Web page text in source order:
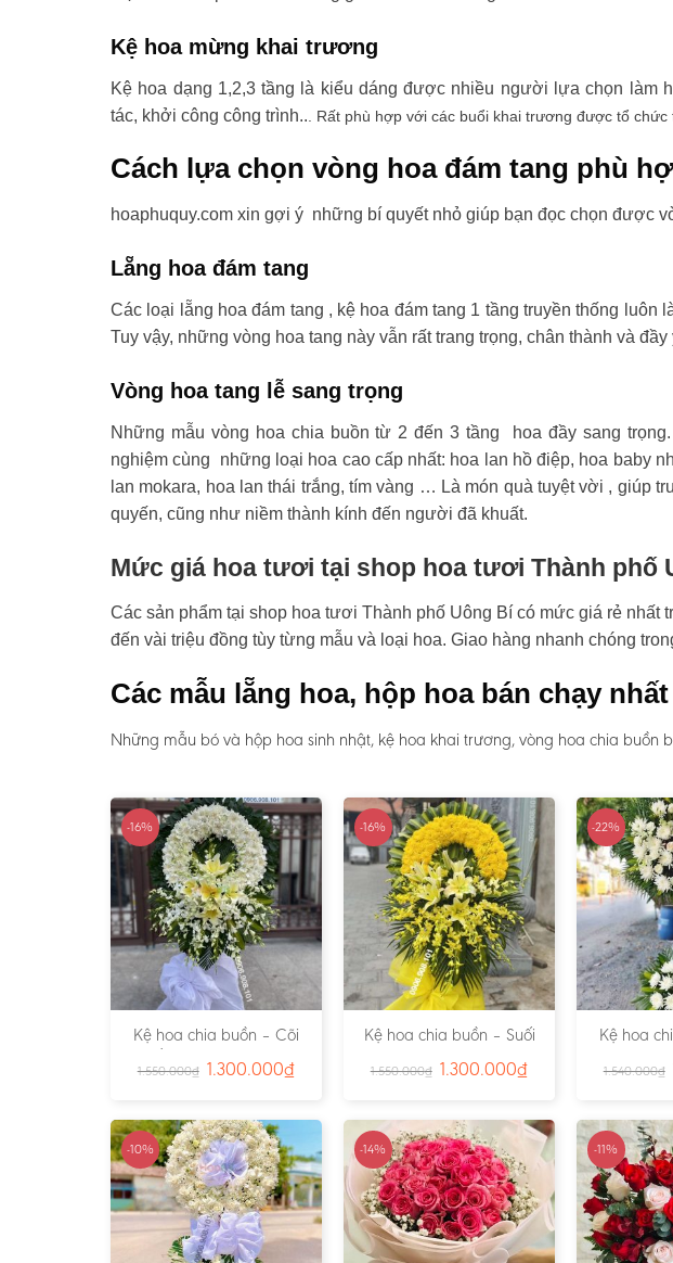
Kệ hoa mừng khai trương
Kệ hoa dạng 1,2,3 tầng là kiểu dáng được nhiều người lựa chọn làm
tác, khởi công công trình.. . Rất phù hợp với các buổi khai trương được tổ chức
Cách lựa chọn vòng hoa đám tang phù
hoaphuquy.com xin gợi ý những bí quyết nhỏ giúp bạn đọc chọn được
Lẵng hoa đám tang
Các loại lẵng hoa đám tang , kệ hoa đám tang 1 tầng truyền thống
Tuy vậy, những vòng hoa tang này vẫn rất trang trọng, chân thành và đầy
Vòng hoa tang lễ sang trọng
Những mẫu vòng hoa chia buồn từ 2 đến 3 tầng hoa đầy sang
nghiệm cùng những loại hoa cao cấp nhất: hoa lan hồ điệp, hoa baby
lan mokara, hoa lan thái trắng, tím vàng … Là món quà tuyệt vời , giúp
quyến, cũng như niềm thành kính đến người đã khuất.
Mức giá hoa tươi tại shop hoa tươi Thành phố
Các sản phẩm tại shop hoa tươi Thành phố Uông Bí có mức giá rẻ nhất
đến vài triệu đồng tùy từng mẫu và loại hoa. Giao hàng nhanh chóng
Các mẫu lẵng hoa, hộp hoa bán chạy nhất
Những mẫu bó và hộp hoa sinh nhật, kệ hoa khai trương, vòng hoa chia buồn
-16%
Kệ hoa chia buồn – Cõi
Trần Gian – Ms:4724
1.550.000₫ 1.300.000₫
-16%
Kệ hoa chia buồn – Suối
1.550.000₫ 1.300.000₫
-22%
Kệ hoa
1.540.000₫
-10% -14% -11%